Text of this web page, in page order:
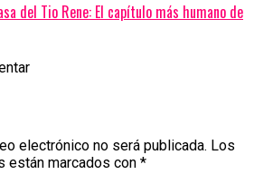
del Tio Rene: El capítulo más humano de
electrónico no será publicada. Los
están marcados con *